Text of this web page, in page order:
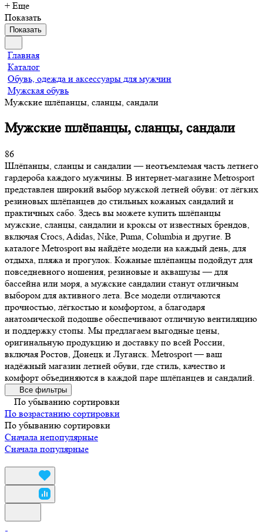
+ Еще
Показать
Показать
Главная
Каталог
Обувь, одежда и аксессуары для мужчин
Мужская обувь
Мужские шлёпанцы, сланцы, сандали
Мужские шлёпанцы, сланцы, сандали
86
Шлёпанцы, сланцы и сандалии — неотъемлемая часть летнего
гардероба каждого мужчины. В интернет-магазине Metrosport
представлен широкий выбор мужской летней обуви: от лёгких
резиновых шлёпанцев до стильных кожаных сандалий и
практичных сабо. Здесь вы можете купить шлёпанцы
мужские, сланцы, сандалии и кроксы от известных брендов,
включая Crocs, Adidas, Nike, Puma, Columbia и другие. В
каталоге Metrosport вы найдёте модели на каждый день, для
отдыха, пляжа и прогулок. Кожаные шлёпанцы подойдут для
повседневного ношения, резиновые и аквашузы — для
бассейна или моря, а мужские сандалии станут отличным
выбором для активного лета. Все модели отличаются
прочностью, лёгкостью и комфортом, а благодаря
анатомической подошве обеспечивают отличную вентиляцию
и поддержку стопы. Мы предлагаем выгодные цены,
оригинальную продукцию и доставку по всей России,
включая Ростов, Донецк и Луганск. Metrosport — ваш
надёжный магазин летней обуви, где стиль, качество и
комфорт объединяются в каждой паре шлёпанцев и сандалий.
Все фильтры
По убыванию сортировки
По возрастанию сортировки
По убыванию сортировки
Сначала непопулярные
Сначала популярные